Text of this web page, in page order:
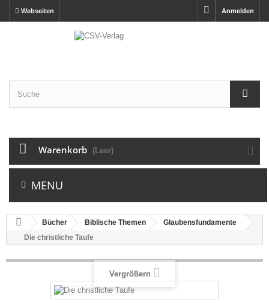
Anmelden
Webseiten
Warenkorb (Leer)
MENU
Bücher Biblische Themen
Glaubensfundamente
Die christliche Taufe
Vergrößern